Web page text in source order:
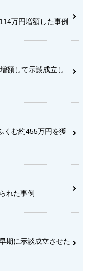
万円増額した事例
額して示談成立し
くむ約455万円を獲
れた事例
期に示談成立させた